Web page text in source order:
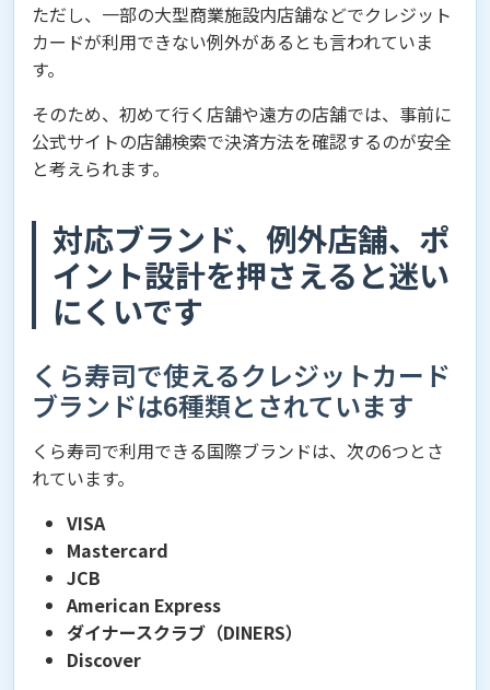
ただし、一部の大型商業施設内店舗などでクレジット
カードが利用できない例外があるとも言われていま
す。
そのため、初めて行く店舗や遠方の店舗では、事前に
公式サイトの店舗検索で決済方法を確認するのが安全
と考えられます。
対応ブランド、例外店舗、ポ
イント設計を押さえると迷い
にくいです
くら寿司で使えるクレジットカード
ブランドは6種類とされています
くら寿司で利用できる国際ブランドは、次の6つとさ
れています。
VISA
Mastercard
JCB
American Express
ダイナースクラブ（DINERS）
Discover